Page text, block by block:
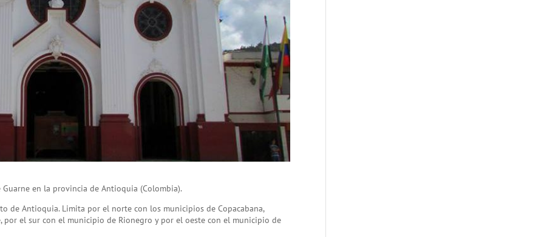
en la provincia de Antioquia (Colombia).
de Antioquia. Limita por el norte con los municipios de Copacabana,
por el sur con el municipio de Rionegro y por el oeste con el municipio de